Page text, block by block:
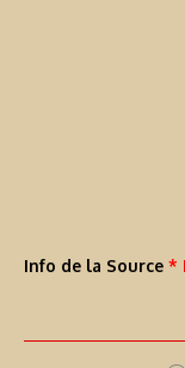
Info de la Source *